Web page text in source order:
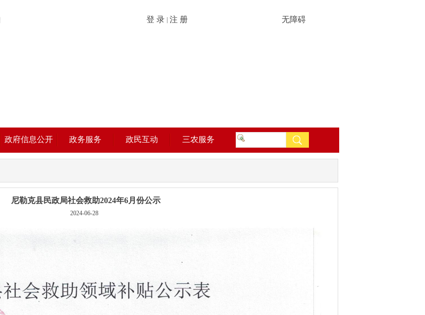
登 录 注 册 无障碍
政府信息公开 政务服务 政民互动 三农服务
尼勒克县民政局社会救助2024年6月份公示
2024-06-28